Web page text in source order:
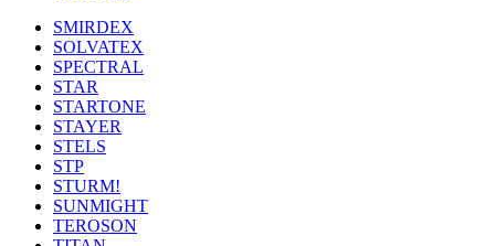
SMIRDEX
SOLVATEX
SPECTRAL
STAR
STARTONE
STAYER
STELS
STP
STURM!
SUNMIGHT
TEROSON